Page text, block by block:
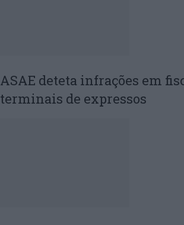
ASAE deteta infrações em
terminais de expressos